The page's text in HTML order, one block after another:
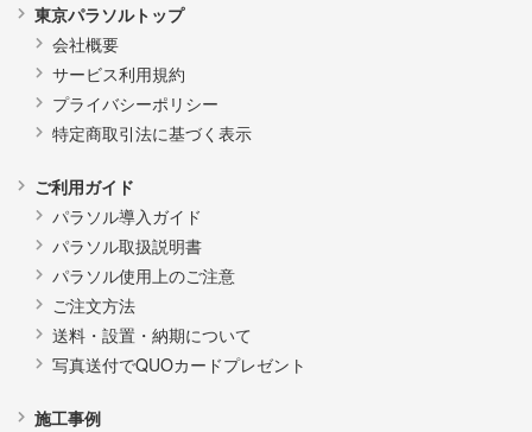
東京パラソルトップ
会社概要
サービス利用規約
プライバシーポリシー
特定商取引法に基づく表示
ご利用ガイド
パラソル導入ガイド
パラソル取扱説明書
パラソル使用上のご注意
ご注文方法
送料・設置・納期について
写真送付でQUOカードプレゼント
施工事例